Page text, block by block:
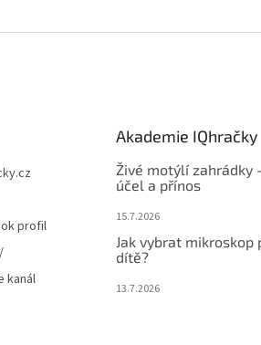
profil
kanál
Akademie IQhračky
Živé motýlí zahrádky -
účel a přínos
15.7.2026
Jak vybrat mikroskop
dítě?
13.7.2026